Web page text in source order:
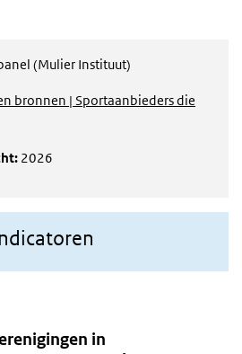
(Mulier Instituut)
bronnen | Sportaanbieders die
2026
in samenwerking
in samenwerking
in